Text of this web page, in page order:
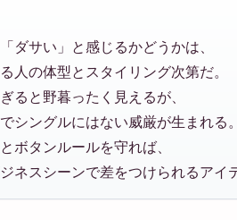
ダサい」と感じるかどうかは、
人の体型とスタイリング次第だ。
ると野暮ったく見えるが、
シングルにはない威厳が生まれる
ボタンルールを守れば、
ネスシーンで差をつけられるアイ